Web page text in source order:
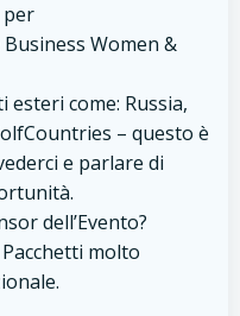
per
Women &
esteri come: Russia,
– questo è
e parlare di
dell’Evento?
molto